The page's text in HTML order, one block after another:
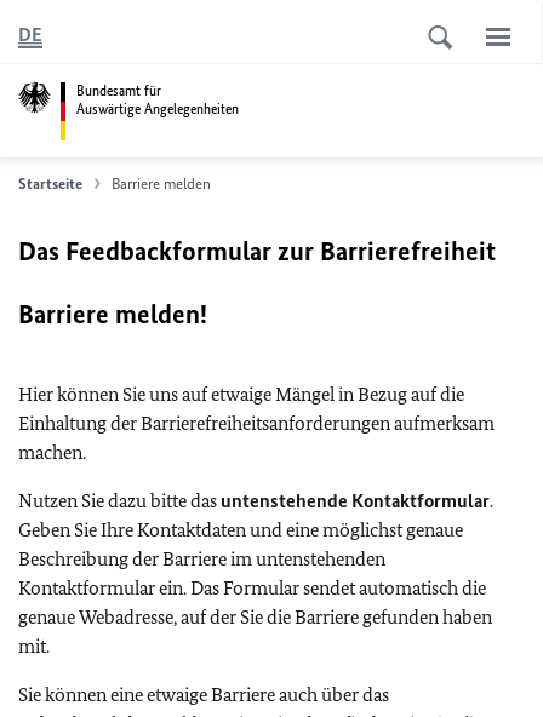
Bundesamt für
Auswärtige Angelegenheiten
DE
Startseite Barriere melden
Das Feedbackformular zur Barrierefreiheit
Barriere melden!
Hier können Sie uns auf etwaige Mängel in Bezug auf die
Einhaltung der Barrierefreiheitsanforderungen aufmerksam
machen.
Nutzen Sie dazu bitte das untenstehende Kontaktformular.
Geben Sie Ihre Kontaktdaten und eine möglichst genaue
Beschreibung der Barriere im untenstehenden
Kontaktformular ein. Das Formular sendet automatisch die
genaue Webadresse, auf der Sie die Barriere gefunden haben
mit.
Sie können eine etwaige Barriere auch über das